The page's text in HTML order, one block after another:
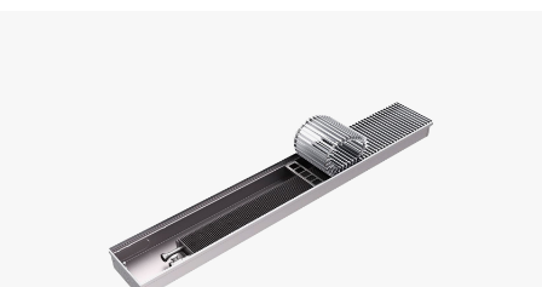
Пн-Пт, 9:00—18:00